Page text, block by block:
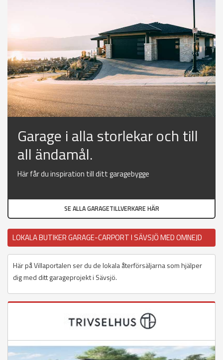
Garage i alla storlekar och till
all ändamål.
Här får du inspiration till ditt garagebygge
SE ALLA GARAGETILLVERKARE HÄR
LOKALA BUTIKER GARAGE-CARPORT I SÄVSJÖ MED OMNEJD
Här på Villaportalen ser du de lokala återförsäljarna som hjälper
dig med ditt garageprojekt i Sävsjö.